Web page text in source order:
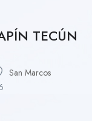
TECÚN
San Marcos